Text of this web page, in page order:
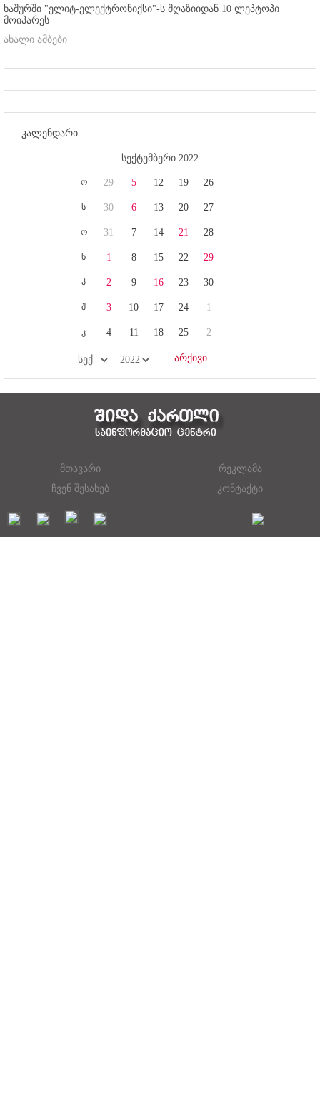
ხაშურში "ელიტ-ელექტრონიქსი"-ს მღაზიიდან 10 ლეპტოპი
მოიპარეს
ახალი ამბები
კალენდარი
სექტემბერი 2022
ო
ს
ო
ხ
პ
შ
კ
29
30
31
1
2
3
4
5
6
7
8
9
10
11
12
13
14
15
16
17
18
19
20
21
22
23
24
25
26
27
28
29
30
1
2
მთავარი
რეკლამა
ჩვენ შესახებ
კონტაქტი